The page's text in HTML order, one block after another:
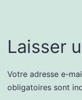
Laisser
Votre adresse e-
obligatoires sont